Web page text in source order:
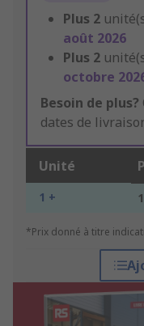
Plus 2
août 2026
Plus 2
octobre
Besoin de plus?
dates de
Unité
1 +
*Prix donné à titre